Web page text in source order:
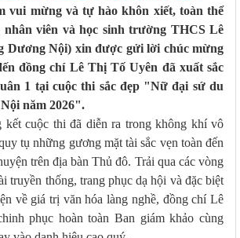
vui mừng và tự hào khôn xiết, toàn thể
nhân viên và học sinh trường THCS Lê
Dương Nội) xin được gửi lời chúc mừng
đồng chí Lê Thị Tố Uyên đã xuất sắc
1 tại cuộc thi sắc đẹp "Nữ đại sứ du
năm 2026".
kết cuộc thi đã diễn ra trong không khí vô
tụ những gương mặt tài sắc vẹn toàn đến
trên địa bàn Thủ đô. Trải qua các vòng
truyền thống, trang phục dạ hội và đặc biệt
về giá trị văn hóa làng nghề, đồng chí Lê
phục hoàn toàn Ban giám khảo cùng